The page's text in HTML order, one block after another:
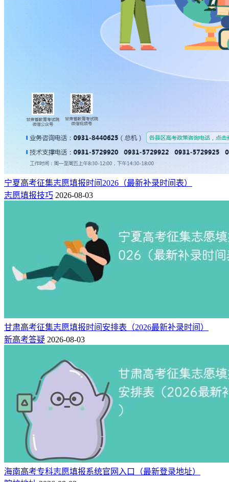
宁夏高考征集志愿填报时间2026（最新补录时间表）
志愿填报技巧 2026-08-03
甘肃高考征集志愿填报时间安排表（2026最新补录时间）
新高考答疑 2026-08-03
海南高考专科志愿填报系统官网入口（最新登录地址）